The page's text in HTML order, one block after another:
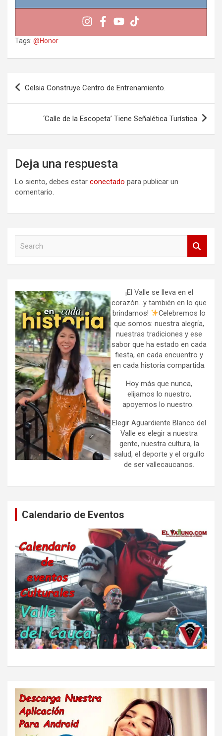
Tags: @Honor
Navegación
entradas
Celsia Construye Centro de Entrenamiento.
‘Calle de la Escopeta’ Tiene Señalética Turística
Deja una respuesta
Lo siento, debes estar conectado para publicar un
comentario.
h
¡El Valle se lleva en el
corazón…y también en lo que
brindamos!
Celebremos lo
que somos: nuestra alegría,
nuestras tradiciones y ese
sabor que ha estado en cada
fiesta, en cada encuentro y
en cada historia compartida.
Hoy más que nunca,
elijamos lo nuestro,
apoyemos lo nuestro.
Elegir Aguardiente Blanco del
Valle es elegir a nuestra
gente, nuestra cultura, la
salud, el deporte y el orgullo
de ser vallecaucanos.
Calendario de Eventos